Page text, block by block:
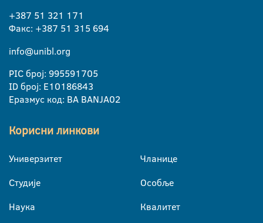
+387 51 321 171
Факс: +387 51 315 694
info@unibl.org
PIC број: 995591705
ID број: E10186843
Еразмус код: BA BANJA02
Корисни линкови
Универзитет
Студије
Наука
Чланице
Особље
Квалитет